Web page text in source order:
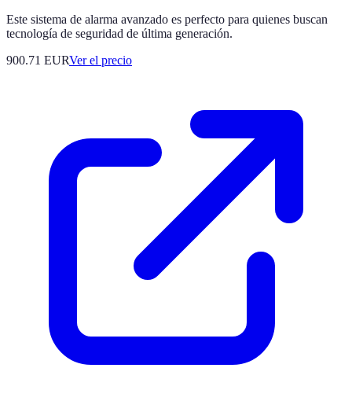
Este sistema de alarma avanzado es perfecto para quienes buscan
tecnología de seguridad de última generación.
900.71 EURVer el precio